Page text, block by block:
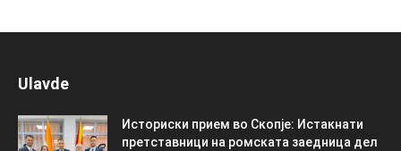
Ulavde
Историски прием во Скопје: Истакнати
претставници на ромската заедница дел